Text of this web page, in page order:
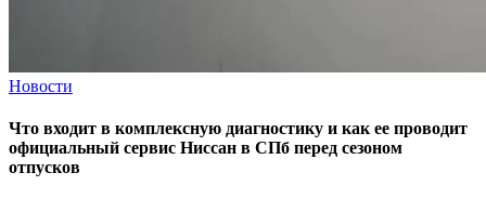
Новости
Что входит в комплексную диагностику и как ее проводит
официальный сервис Ниссан в СПб перед сезоном
отпусков